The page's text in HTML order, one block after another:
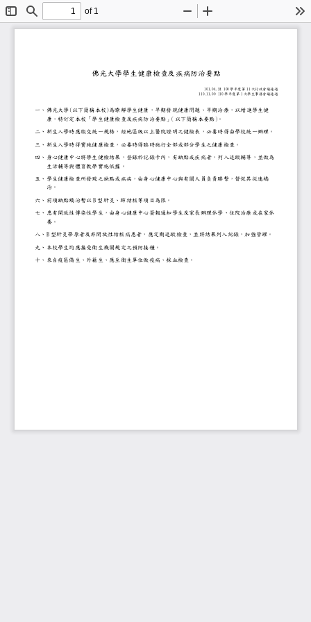
Toggle
Sidebar
Find
of 1
Zoom
Out
In
佛光大學學生健康檢查及疾病防治要點
101.04.24 100學年度第
11 次行政會議通過
110.11.09 110學年度第次學生事務會議通過
一、佛光大學
( 以下簡稱本校
)為瞭解學生健康，早期發現健康問題、早期治療
康，特訂定本校「學生健康檢查及疾病防治要點」
（以下簡稱本要點）
。
二、新生入學時應繳交統一規格，經地區級以上醫院證明之健檢表
三、新生入學時得實施健康檢查，必要時得臨時施行全部或部分學生
四、身心健康中心將學生健檢結果，登錄於記錄卡內，有缺點或疾
生活輔導與體育教學實施依據。
五、學生健康檢查所發現之缺點或疾病，由身心健康中心與有關人
治。
六、前項缺點矯治暫以
B 型肝炎、肺結核等項目為限。
七、患有開放性傳染性學生，由身心健康中心簽報通知學生及家長
養。
八、
B 型肝炎帶原者及非開放性結核病患者，應定期追蹤檢查，並將結
九、本校學生均應接受衛生機關規定之預防接種。
十、來自疫區僑生、外籍生、應至衛生單位
做疫病、採血檢查。